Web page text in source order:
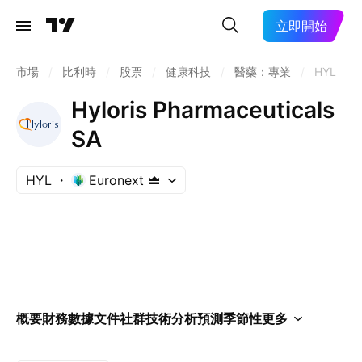
立即開始
市場 比利時 股票 健康科技 醫藥：專業 HYL
Hyloris Pharmaceuticals
SA
HYL Euronext
概要財務數據文件社群技術分析預測季節性更多